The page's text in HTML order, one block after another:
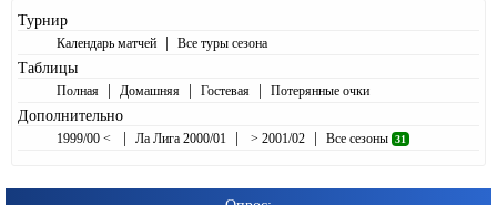
Турнир
Календарь матчей | Все туры сезона
Таблицы
Полная | Домашняя | Гостевая | Потерянные очки
Дополнительно
1999/00 < | Ла Лига 2000/01 | > 2001/02 | Все сезоны 31